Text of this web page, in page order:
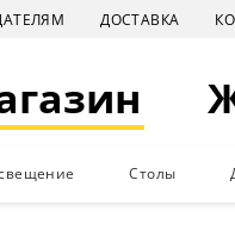
ДОСТАВКА
Столы